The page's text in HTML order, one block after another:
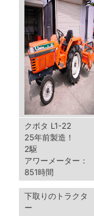
クボタ L1-22
25年前製造！
2駆
アワーメーター：
851時間
下取りのトラクタ
ー